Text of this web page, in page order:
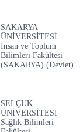
SAKARYA
ÜNİVERSİTESİ
İnsan ve Toplum
Bilimleri Fakültesi
(SAKARYA) (Devlet)
SELÇUK
ÜNİVERSİTESİ
Sağlık Bilimleri